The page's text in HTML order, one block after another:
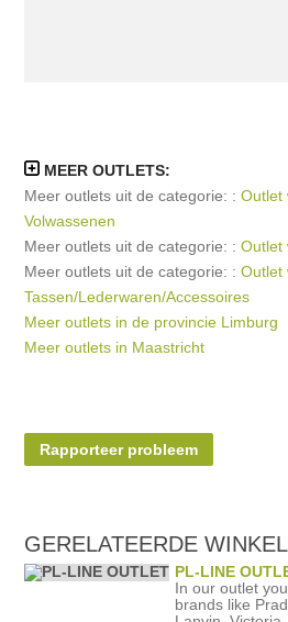
MEER OUTLETS:
Meer outlets uit de categorie: :Outlet
Volwassenen
Meer outlets uit de categorie: :Outlet
Meer outlets uit de categorie: :Outlet
Tassen/Lederwaren/Accessoires
Meer outlets in de provincie Limburg
Meer outlets in Maastricht
Rapporteer probleem
GERELATEERDE
PL-LINE
In our outlet
brands like